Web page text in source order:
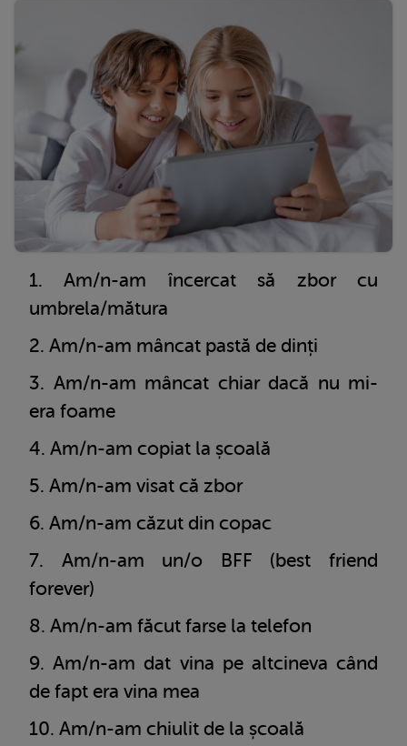
Am/n-am încercat să zbor cu
umbrela/mătura
Am/n-am mâncat pastă de dinți
Am/n-am mâncat chiar dacă nu mi-
era foame
Am/n-am copiat la școală
Am/n-am visat că zbor
Am/n-am căzut din copac
Am/n-am un/o BFF (best friend
forever)
Am/n-am făcut farse la telefon
Am/n-am dat vina pe altcineva când
de fapt era vina mea
Am/n-am chiulit de la școală